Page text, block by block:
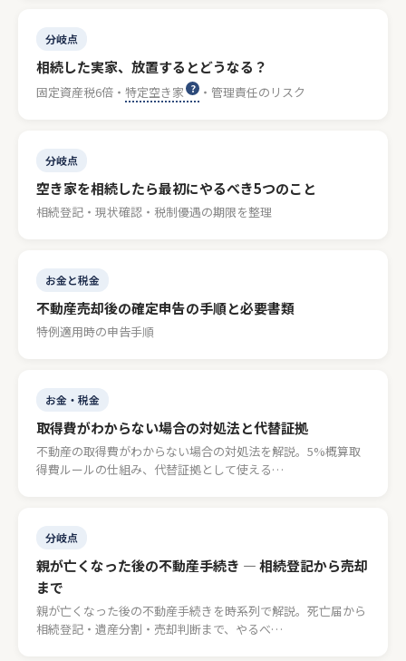
分岐点
相続した実家、放置するとどうなる？
固定資産税6倍・ 特定空き家 ・管理責任のリスク
分岐点
空き家を相続したら最初にやるべき5つのこと
相続登記・現状確認・税制優遇の期限を整理
お金と税金
不動産売却後の確定申告の手順と必要書類
特例適用時の申告手順
お金・税金
取得費がわからない場合の対処法と代替証拠
不動産の取得費がわからない場合の対処法を解説。5%概算取
得費ルールの仕組み、代替証拠として使える…
分岐点
親が亡くなった後の不動産手続き — 相続登記から売却
まで
親が亡くなった後の不動産手続きを時系列で解説。死亡届から
相続登記・遺産分割・売却判断まで、やるべ…